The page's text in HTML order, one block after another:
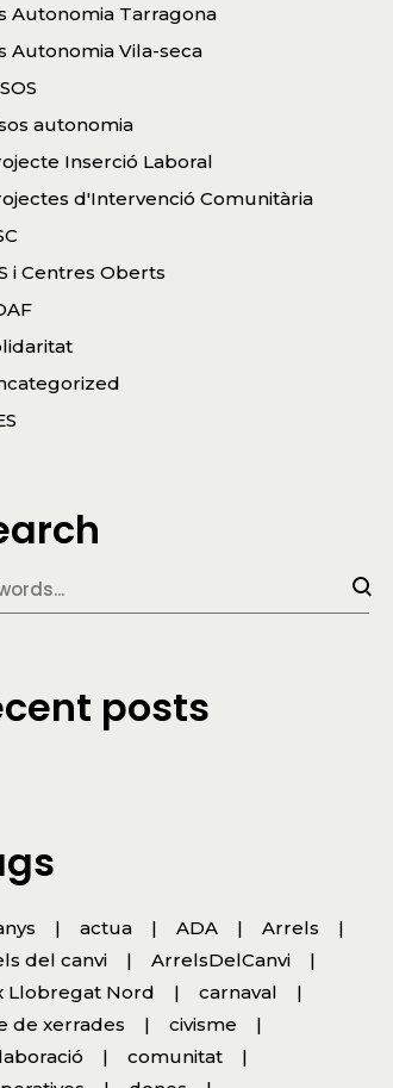
Autonomia Tarragona
Autonomia Vila-seca
autonomia
Inserció Laboral
d'Intervenció Comunitària
i Centres Oberts
posts
actua ADA
Arrels
del canvi
ArrelsDelCanvi
Llobregat Nord
carnaval
de xerrades
civisme
comunitat